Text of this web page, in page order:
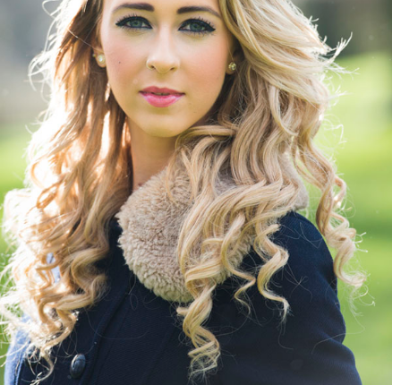
عکاسی پرتره در فضای باز: ۶ حقه برای استفاده بهینه از
نور خورشید
نوشته شده در ۲۱ آبان ۱۳۹۳